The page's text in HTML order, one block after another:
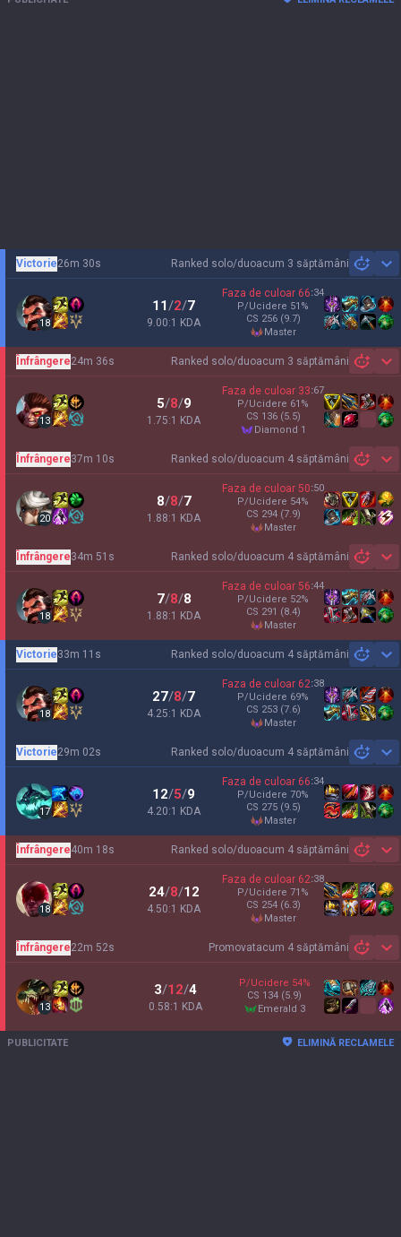
Ranked solo/duoacum 3 săptămâni
Victorie26m 30s
18
11/2/7
9.00:1 KDA
Faza de culoar 66:34
P/Ucidere 51 %
CS 256 (9.7)
master
Ranked solo/duoacum 3 săptămâni
Înfrângere24m 36s
13
5/8/9
1.75:1 KDA
Faza de culoar 33:67
P/Ucidere 61 %
CS 136 (5.5)
diamond 1
Ranked solo/duoacum 4 săptămâni
Înfrângere37m 10s
20
8/8/7
1.88:1 KDA
Faza de culoar 50:50
P/Ucidere 54%
CS 294 (7.9)
master
Ranked solo/duoacum 4 săptămâni
Înfrângere34m 51s
18
7/8/8
1.88:1 KDA
Faza de culoar 56:44
P/Ucidere 52%
CS 291 (8.4)
master
Ranked solo/duoacum 4 săptămâni
Victorie33m 11s
18
27/8/7
4.25:1 KDA
Faza de culoar 62:38
P/Ucidere 69%
CS 253 (7.6)
master
Ranked solo/duoacum 4 săptămâni
Victorie29m 02s
17
12/5/9
4.20:1 KDA
Faza de culoar 66:34
P/Ucidere 70%
CS 275 (9.5)
master
Ranked solo/duoacum 4 săptămâni
Înfrângere40m 18s
18
24/8/12
4.50:1 KDA
Faza de culoar 62:38
P/Ucidere 71 %
CS 254 (6.3)
master
Promovatacum 4 săptămâni
Înfrângere22m 52s
13
3/12/4
0.58:1 KDA
P/Ucidere 54%
CS 134 (5.9)
emerald 3
PUBLICITATE ELIMINĂ RECLAMELE